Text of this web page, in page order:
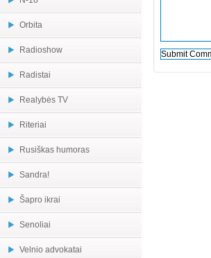
Orbita
Radioshow
Radistai
Realybės TV
Riteriai
Rusiškas humoras
Sandra!
Šapro ikrai
Senoliai
Velnio advokatai